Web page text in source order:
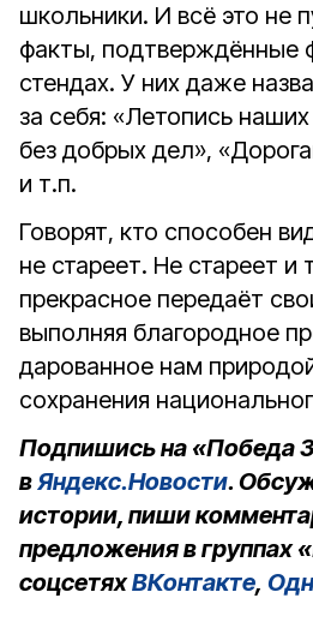
школьники. И всё это не
факты, подтверждённые
стендах. У них даже
за себя: «Летопись
без добрых дел»,
и т.п.
Говорят, кто способен
не стареет. Не стареет и
прекрасное передаёт
выполняя благородное
дарованное нам
сохранения
Подпишись на «Победа
вЯндекс.Новости.
истории, пиши
предложения в группах
соцсетяхВКонтакте,